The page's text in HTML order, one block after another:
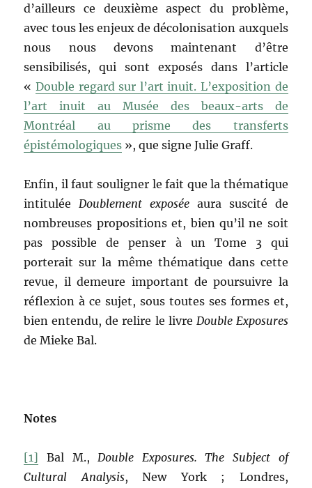
d’ailleurs ce deuxième aspect du problème,
avec tous les enjeux de décolonisation auxquels
nous nous devons maintenant d’être
sensibilisés, qui sont exposés dans l’article
«Double regard sur l’art inuit. L’exposition de
l’art inuit au Musée des beaux-arts de
Montréal au prisme des transferts
épistémologiques », que signe Julie Graff.
Enfin, il faut souligner le fait que la thématique
intitulée Doublement exposée aura suscité de
nombreuses propositions et, bien qu’il ne soit
pas possible de penser à un Tome 3 qui
porterait sur la même thématique dans cette
revue, il demeure important de poursuivre la
réflexion à ce sujet, sous toutes ses formes et,
bien entendu, de relire le livre Double Exposures
de Mieke Bal.
Notes
[1] Bal M., Double Exposures.The Subject of
Cultural Analysis, New York ; Londres,